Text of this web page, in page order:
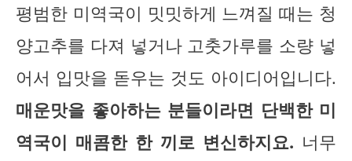
평범한 미역국이 밋밋하게 느껴질 때는 청
양고추를 다져 넣거나 고춧가루를 소량 넣
어서 입맛을 돋우는 것도 아이디어입니다.
매운맛을 좋아하는 분들이라면 단백한 미
역국이 매콤한 한 끼로 변신하지요. 너무